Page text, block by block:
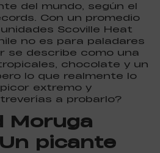
del mundo, según el
Con un promedio
Scoville Heat
no es para paladares
se describe como una
chocolate y un
lo que realmente lo
extremo y
a probarlo?
Moruga
picante